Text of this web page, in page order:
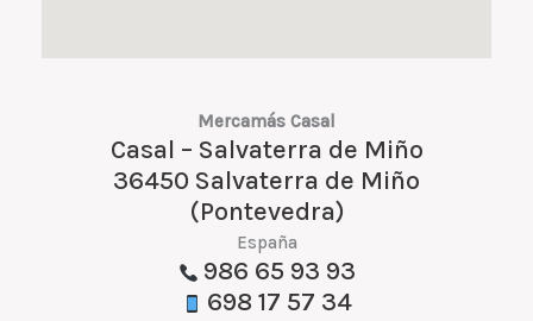
Mercamás Casal
Casal – Salvaterra de Miño
36450 Salvaterra de Miño
(Pontevedra)
España
986 65 93 93
698 17 57 34